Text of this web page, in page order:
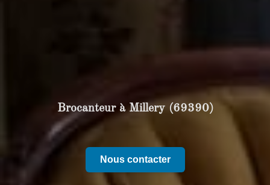
Brocanteur à Millery (69390)
Nous contacter